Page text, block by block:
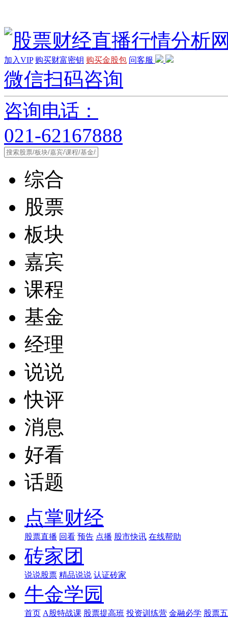
加入VIP 购买财富密钥 购买金股包 问客服
微信扫码咨询
咨询电话：
021-62167888
综合
股票
板块
嘉宾
课程
基金
经理
说说
快评
消息
好看
话题
点掌财经
股票直播 回看 预告 点播 股市快讯 在线帮助
砖家团
说说股票 精品说说 认证砖家
牛金学园
首页 A股特战课 股票提高班 投资训练营 金融必学 股票